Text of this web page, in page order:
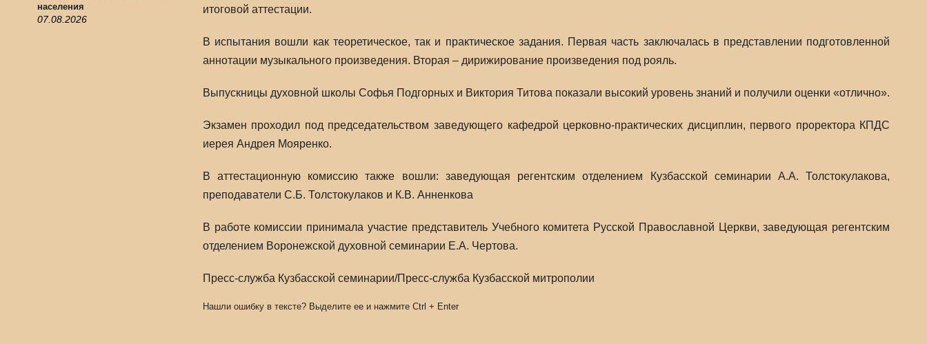
населения
07.08.2026
итоговой аттестации.
В испытания вошли как теоретическое, так и практическое задания. Первая часть заключалась в представлении подготовленной
аннотации музыкального произведения. Вторая – дирижирование произведения под рояль.
Выпускницы духовной школы Софья Подгорных и Виктория Титова показали высокий уровень знаний и получили оценки «отлично».
Экзамен проходил под председательством заведующего кафедрой церковно-практических дисциплин, первого проректора КПДС
иерея Андрея Мояренко.
В аттестационную комиссию также вошли: заведующая регентским отделением Кузбасской семинарии А.А. Толстокулакова,
преподаватели С.Б. Толстокулаков и К.В. Анненкова
В работе комиссии принимала участие представитель Учебного комитета Русской Православной Церкви, заведующая регентским
отделением Воронежской духовной семинарии Е.А. Чертова.
Пресс-служба Кузбасской семинарии/Пресс-служба Кузбасской митрополии
Нашли ошибку в тексте? Выделите ее и нажмите Ctrl + Enter